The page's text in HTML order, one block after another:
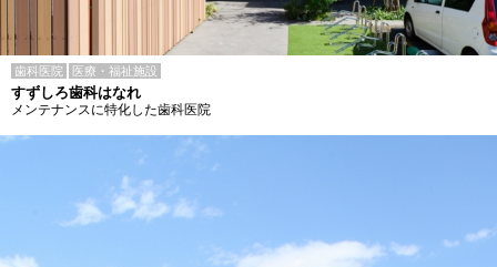
歯科医院 医療・福祉施設
すずしろ歯科はなれ
メンテナンスに特化した歯科医院